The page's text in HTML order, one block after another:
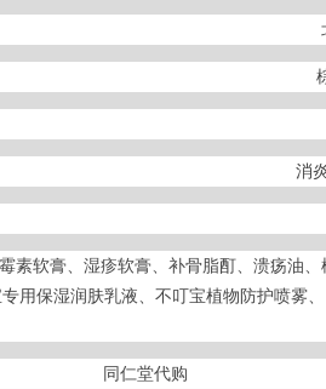
消
素软膏、湿疹软膏、补骨脂酊、溃疡油
用保湿润肤乳液、不叮宝植物防护喷雾
同